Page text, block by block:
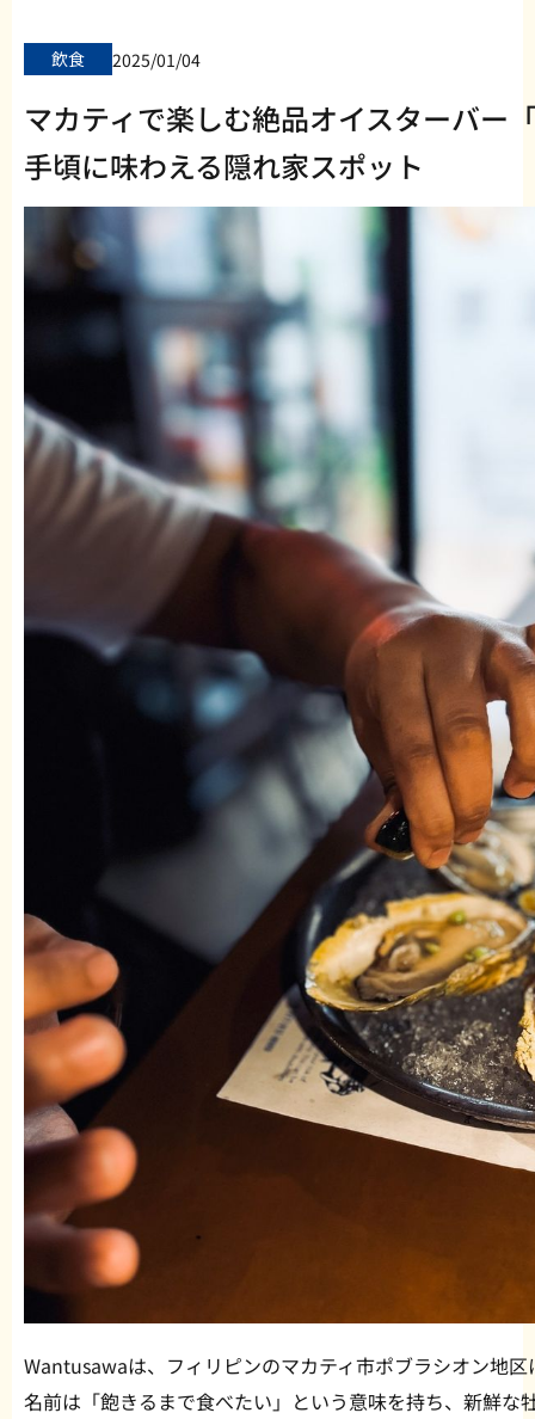
飲食 2025/01/04
マカティで楽しむ絶品オイスターバー
手頃に味わえる隠れ家スポット
Wantusawaは、フィリピンのマカティ市ポブラシオン地
名前は「飽きるまで食べたい」という意味を持ち、新鮮な